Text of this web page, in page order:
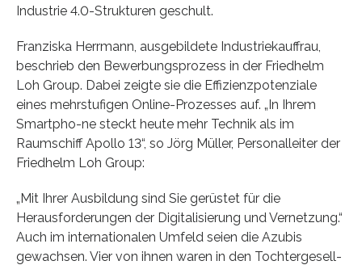
Industrie 4.0-Strukturen geschult.
Franziska Herrmann, ausgebildete Industriekauffrau,
beschrieb den Bewerbungsprozess in der Friedhelm
Loh Group. Dabei zeigte sie die Effizienzpotenziale
eines mehrstufigen Online-Prozesses auf. „In Ihrem
Smartpho-ne steckt heute mehr Technik als im
Raumschiff Apollo 13“, so Jörg Müller, Personalleiter der
Friedhelm Loh Group:
„Mit Ihrer Ausbildung sind Sie gerüstet für die
Herausforderungen der Digitalisierung und Vernetzung.“
Auch im internationalen Umfeld seien die Azubis
gewachsen. Vier von ihnen waren in den Tochtergesell-